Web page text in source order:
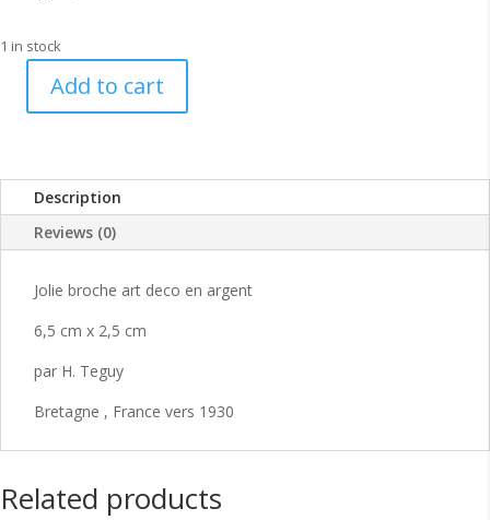
1 in stock
Teguy
Add to cart
Description
Reviews (0)
Jolie broche art deco en argent
6,5 cm x 2,5 cm
par H. Teguy
Bretagne , France vers 1930
Related products